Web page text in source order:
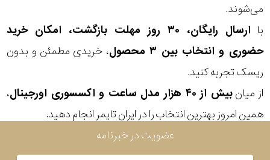
می‌شوند.
با
ارسال رایگان، ۳۰ روز مهلت بازگشت، امکان خرید
حضوری و انتخاب بین ۳ محصول
، خریدی مطمئن و بدون
ریسک تجربه کنید.
از میانبیش از ۴۰ هزار مدل ساعت و اکسسوری اورجینال
،
همین امروز بهترین انتخاب را در ایران تایمر انجام دهید.
عضویت در خبرنامه